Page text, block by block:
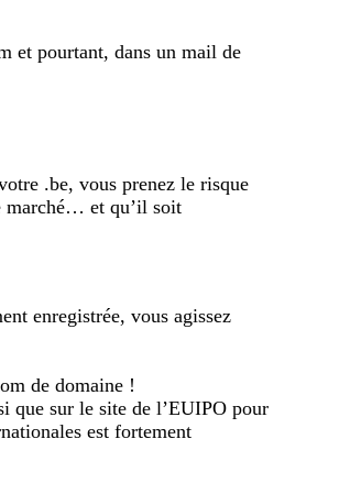
et pourtant, dans un mail de
.be, vous prenez le risque
marché… et qu’il soit
enregistrée, vous agissez
de domaine !
que sur le site de l’EUIPO pour
est fortement